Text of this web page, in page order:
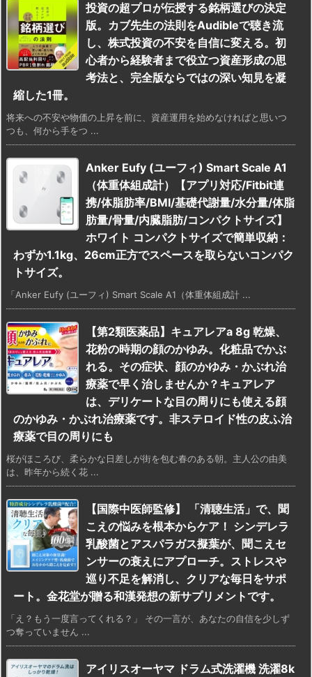
投資の超プロが伝授する銘柄選びの決定
版。カブ先生の法則をAudibleで聴き流
し、株式投資の不安を自信に変える。初
心者から経験者まで役立つ資産形成の思
考法と、完全版ならではの深い知見を凝
縮した1冊。
将来への不安や物価の上昇を前に、資産運用を始めなければと思いつ
つも、何から手をつ ...
Anker Eufy (ユーフィ) Smart Scale A1
（体重体組成計）【アプリ対応/Fitbit連
携/体脂肪率/BMI/基礎代謝量/水分量/体脂
肪量/骨量/内臓脂肪/コンパクトサイズ】
ホワイト コンパクトサイズで簡単収納：
わずか1.1kg、26cm正方でスペースを取らないコンパク
トサイズ。
「Anker Eufy (ユーフィ) Smart Scale A1（体重体組成計 ...
【第2類医薬品】キュアレアa 8g 乾燥、
花粉の時期の顔のかゆみ。化粧品でかぶ
れる。その症状、顔のかゆみ・かぶれ治
療薬で早く治しませんか？キュアレア
は、デリケートな目の周りにも使える顔
のかゆみ・かぶれ治療薬です。非ステロイド性の皮ふ治
療薬で目の周りにも
桜がほころび、柔らかな日差しが街を包む春のある朝。主人公の由美
は、昨年から続く花 ...
【国際中医師監修】 「清聴生活」で、聞
こえの悩みを根本からケア！ シンデレラ
乳酸菌とアスパラガス擬葉が、聞こえセ
ンサーの衰えにアプローチ。ストレスや
巡り不足を解消し、クリアな毎日をサポ
ート。金花堂が贈る和漢発想の新サプリメントです。
「え？もう一度言ってくれる？」 その一言が、あなたの自信を少しず
つ奪っていません ...
アイリスオーヤマ ドラム式洗濯機 洗濯8k